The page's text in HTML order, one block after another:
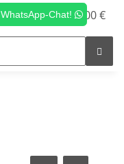
WhatsApp-Chat! 0,00 €